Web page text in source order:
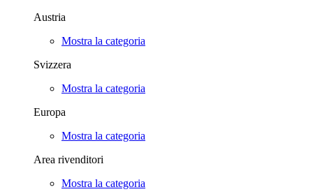
Austria
Mostra la categoria
Svizzera
Mostra la categoria
Europa
Mostra la categoria
Area rivenditori
Mostra la categoria